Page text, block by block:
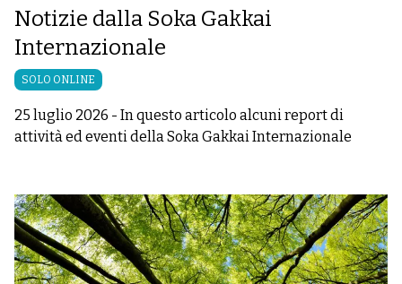
Notizie dalla Soka Gakkai
Internazionale
SOLO ONLINE
25 luglio 2026 - In questo articolo alcuni report di
attività ed eventi della Soka Gakkai Internazionale